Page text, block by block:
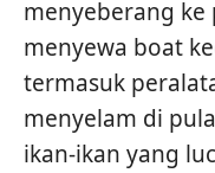
menyeberang
menyewa boat
termasuk
menyelam di
ikan-ikan yang